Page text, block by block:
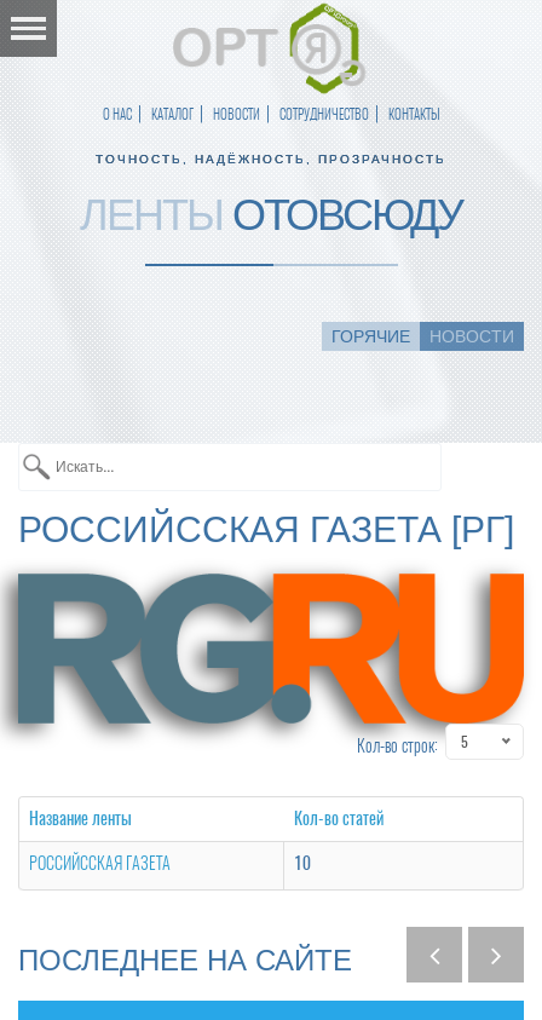
О НАС КАТАЛОГ НОВОСТИ СОТРУДНИЧЕСТВО КОНТАКТЫ
ТОЧНОСТЬ, НАДЁЖНОСТЬ, ПРОЗРАЧНОСТЬ
ЛЕНТЫ ОТОВСЮДУ
ГОРЯЧИЕ НОВОСТИ
РОССИЙССКАЯ ГАЗЕТА [РГ]
Кол-во строк: 5
Название ленты
Кол-во статей
РОССИЙССКАЯ ГАЗЕТА
10
ПОСЛЕДНЕЕ НА САЙТЕ